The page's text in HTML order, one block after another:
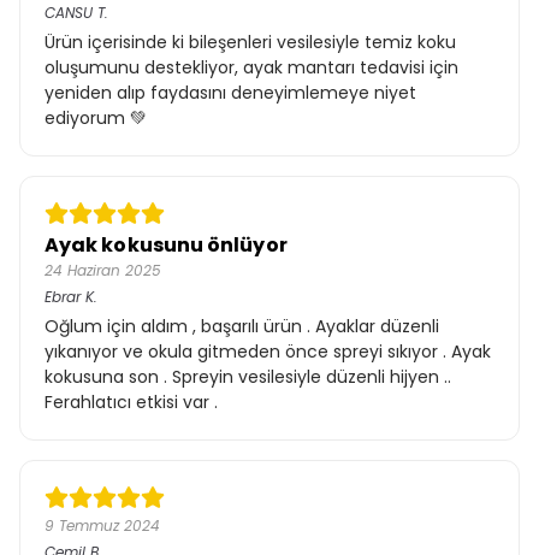
CANSU T.
Ürün içerisinde ki bileşenleri vesilesiyle temiz koku
oluşumunu destekliyor, ayak mantarı tedavisi için
yeniden alıp faydasını deneyimlemeye niyet
ediyorum 💚
Ayak kokusunu önlüyor
24 Haziran 2025
Ebrar K.
Oğlum için aldım , başarılı ürün . Ayaklar düzenli
yıkanıyor ve okula gitmeden önce spreyi sıkıyor . Ayak
kokusuna son . Spreyin vesilesiyle düzenli hijyen ..
Ferahlatıcı etkisi var .
9 Temmuz 2024